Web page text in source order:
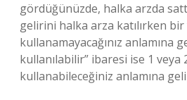
gördüğünüzde, halka arzda
gelirini halka arza katılırken
kullanamayacağınız anlamına
kullanılabilir” ibaresi ise 1 veya
kullanabileceğiniz anlamına